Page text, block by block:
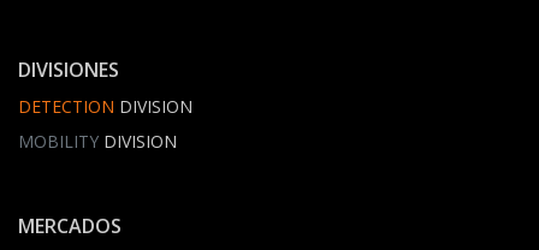
DIVISIONES
DETECTION DIVISION
MOBILITY DIVISION
MERCADOS